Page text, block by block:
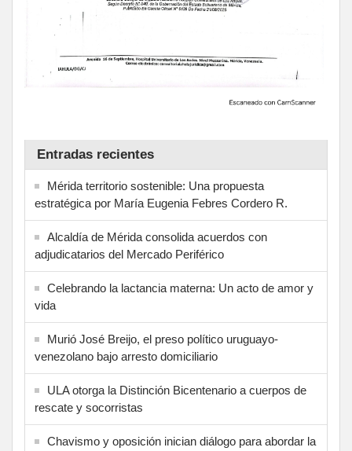
Entradas recientes
Mérida territorio sostenible: Una propuesta
estratégica por María Eugenia Febres Cordero R.
Alcaldía de Mérida consolida acuerdos con
adjudicatarios del Mercado Periférico
Celebrando la lactancia materna: Un acto de amor y
vida
Murió José Breijo, el preso político uruguayo-
venezolano bajo arresto domiciliario
ULA otorga la Distinción Bicentenario a cuerpos de
rescate y socorristas
Chavismo y oposición inician diálogo para abordar la